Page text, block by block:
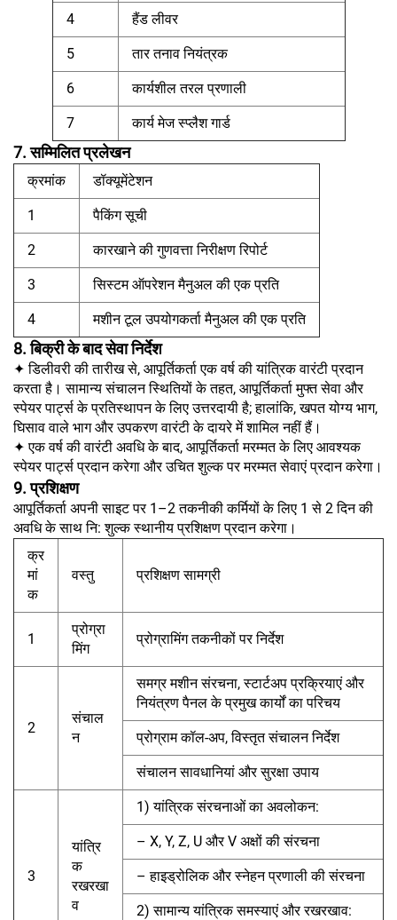
4 हैंड लीवर
5 तार तनाव नियंत्रक
6 कार्यशील तरल प्रणाली
7 कार्य मेज स्प्लैश गार्ड
7. सम्मिलित प्रलेखन
क्रमांक डॉक्यूमेंटेशन
1 पैकिंग सूची
2 कारखाने की गुणवत्ता निरीक्षण रिपोर्ट
3 सिस्टम ऑपरेशन मैनुअल की एक प्रति
4 मशीन टूल उपयोगकर्ता मैनुअल की एक प्रति
8. बिक्री के बाद सेवा निर्देश
✦ डिलीवरी की तारीख से, आपूर्तिकर्ता एक वर्ष की यांत्रिक वारंटी प्रदान
करता है। सामान्य संचालन स्थितियों के तहत, आपूर्तिकर्ता मुफ्त सेवा और
स्पेयर पार्ट्स के प्रतिस्थापन के लिए उत्तरदायी है; हालांकि, खपत योग्य भाग,
घिसाव वाले भाग और उपकरण वारंटी के दायरे में शामिल नहीं हैं।
✦ एक वर्ष की वारंटी अवधि के बाद, आपूर्तिकर्ता मरम्मत के लिए आवश्यक
स्पेयर पार्ट्स प्रदान करेगा और उचित शुल्क पर मरम्मत सेवाएं प्रदान करेगा।
9. प्रशिक्षण
आपूर्तिकर्ता अपनी साइट पर 1–2 तकनीकी कर्मियों के लिए 1 से 2 दिन की
अवधि के साथ नि: शुल्क स्थानीय प्रशिक्षण प्रदान करेगा।
क्र
मां
क
वस्तु प्रशिक्षण सामग्री
1
प्रोग्रा
मिंग
प्रोग्रामिंग तकनीकों पर निर्देश
2
संचाल
न
समग्र मशीन संरचना, स्टार्टअप प्रक्रियाएं और
नियंत्रण पैनल के प्रमुख कार्यों का परिचय
प्रोग्राम कॉल-अप, विस्तृत संचालन निर्देश
संचालन सावधानियां और सुरक्षा उपाय
3
यांत्रि
क
रखरखा
व
1) यांत्रिक संरचनाओं का अवलोकन:
– X, Y, Z, U और V अक्षों की संरचना
– हाइड्रोलिक और स्नेहन प्रणाली की संरचना
2) सामान्य यांत्रिक समस्याएं और रखरखाव: